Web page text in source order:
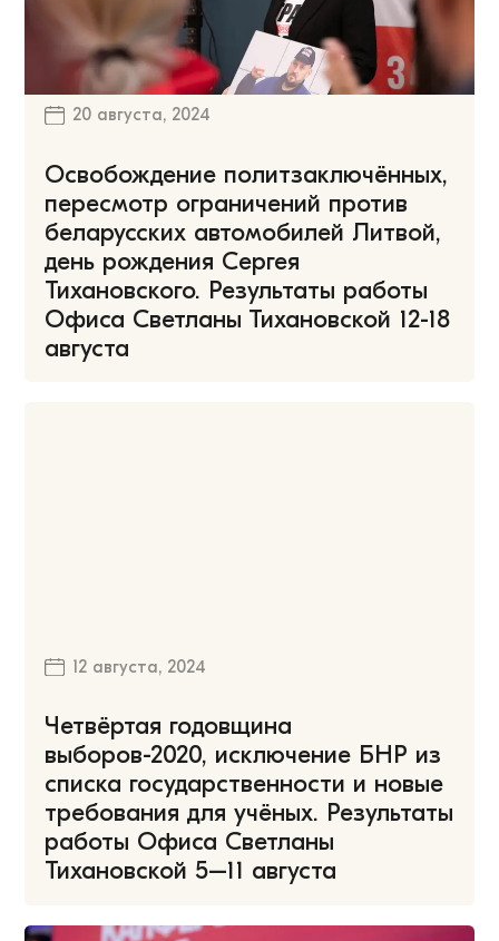
20 августа, 2024
Освобождение политзаключённых,
пересмотр ограничений против
беларусских автомобилей Литвой,
день рождения Сергея
Тихановского. Результаты работы
Офиса Светланы Тихановской 12-18
августа
12 августа, 2024
Четвёртая годовщина
выборов-2020, исключение БНР из
списка государственности и новые
требования для учёных. Результаты
работы Офиса Светланы
Тихановской 5–11 августа